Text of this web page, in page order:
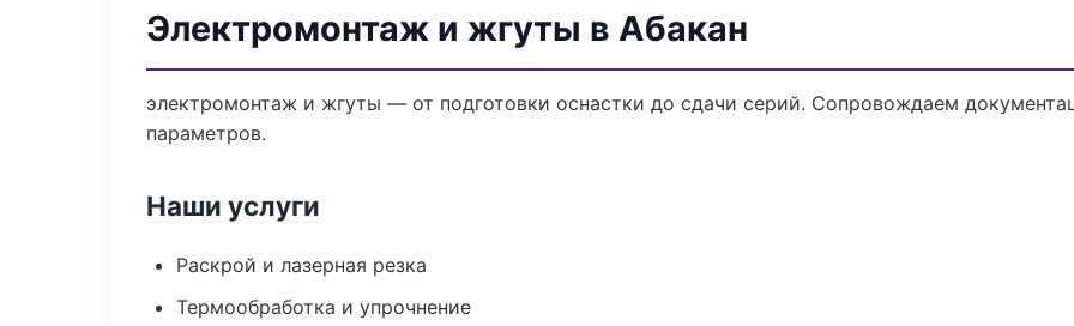
Электромонтаж и жгуты в Абакан
электромонтаж и жгуты — от подготовки оснастки до сдачи серий. Сопровождаем
параметров.
Наши услуги
Раскрой и лазерная резка
Термообработка и упрочнение